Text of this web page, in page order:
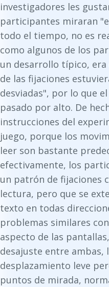
investigadores les
participantes miraran
todo el tiempo, no es
como algunos de los
un desarrollo típico, era
de las fijaciones
desviadas", por lo que
pasado por alto. De
instrucciones del
juego, porque los
leer son bastante
efectivamente, los
un patrón de fijaciones
lectura, pero que se
texto en todas
problemas similares
aspecto de las
desajuste entre ambas,
desplazamiento leve
puntos de mirada,